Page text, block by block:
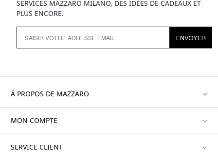
SERVICES MAZZARO MILANO, DES IDÉES DE CADEAUX ET
PLUS ENCORE.
ENVOYER
Á PROPOS DE MAZZARO
MON COMPTE
SERVICE CLIENT